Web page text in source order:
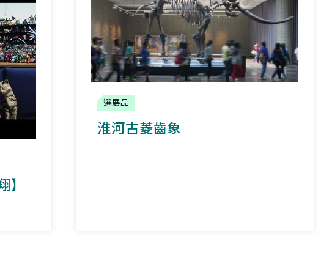
】
選展品
淮河古菱齒象